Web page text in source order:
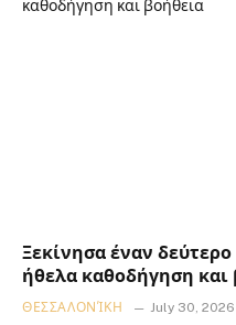
Ξεκίνησα έναν
ήθελα καθοδήγηση και
ΘΕΣΣΑΛΟΝΊΚΗ July 30, 2026